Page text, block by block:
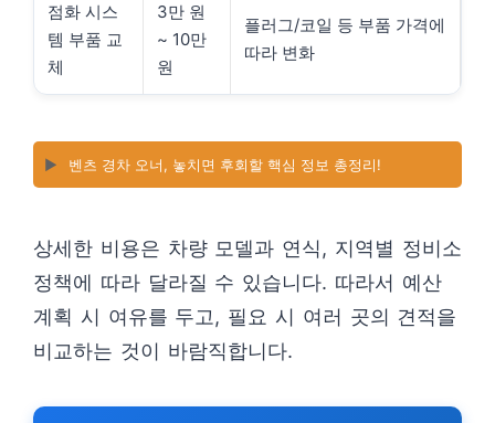
점화 시스
템 부품 교
체
3만 원
~ 10만
원
플러그/코일 등 부품 가격에
따라 변화
▶️ 벤츠 경차 오너, 놓치면 후회할 핵심 정보 총정리!
상세한 비용은 차량 모델과 연식, 지역별 정비소
정책에 따라 달라질 수 있습니다. 따라서 예산
계획 시 여유를 두고, 필요 시 여러 곳의 견적을
비교하는 것이 바람직합니다.